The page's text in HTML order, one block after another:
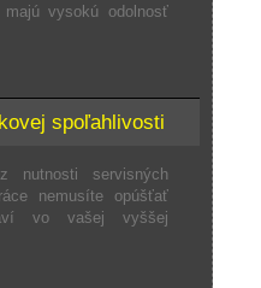
majú vysokú odolnosť
spoľahlivosti
nutnosti servisných
nemusíte opúšťať
vo vašej vyššej